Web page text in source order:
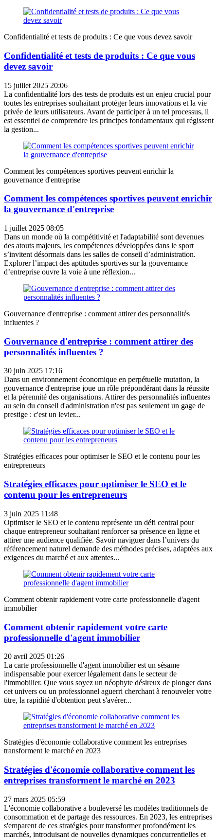
Confidentialité et tests de produits : Ce que vous devez savoir
Confidentialité et tests de produits : Ce que vous
devez savoir
15 juillet 2025 20:06
La confidentialité lors des tests de produits est un enjeu crucial pour
toutes les entreprises souhaitant protéger leurs innovations et la vie
privée de leurs utilisateurs. Avant de participer à un tel processus, il
est essentiel de comprendre les principes fondamentaux qui régissent
la gestion...
Comment les compétences sportives peuvent enrichir la
gouvernance d'entreprise
Comment les compétences sportives peuvent enrichir
la gouvernance d'entreprise
1 juillet 2025 08:05
Dans un monde où la compétitivité et l'adaptabilité sont devenues
des atouts majeurs, les compétences développées dans le sport
s’invitent désormais dans les salles de conseil d’administration.
Explorer l’impact des aptitudes sportives sur la gouvernance
d’entreprise ouvre la voie à une réflexion...
Gouvernance d'entreprise : comment attirer des personnalités
influentes ?
Gouvernance d'entreprise : comment attirer des
personnalités influentes ?
30 juin 2025 17:16
Dans un environnement économique en perpétuelle mutation, la
gouvernance d'entreprise joue un rôle prépondérant dans la réussite
et la pérennité des organisations. Attirer des personnalités influentes
au sein du conseil d'administration n'est pas seulement un gage de
prestige : c'est un levier...
Stratégies efficaces pour optimiser le SEO et le contenu pour les
entrepreneurs
Stratégies efficaces pour optimiser le SEO et le
contenu pour les entrepreneurs
3 juin 2025 11:48
Optimiser le SEO et le contenu représente un défi central pour
chaque entrepreneur souhaitant renforcer sa présence en ligne et
attirer une audience qualifiée. Savoir naviguer dans l’univers du
référencement naturel demande des méthodes précises, adaptées aux
exigences du marché et aux attentes...
Comment obtenir rapidement votre carte professionnelle d'agent
immobilier
Comment obtenir rapidement votre carte
professionnelle d'agent immobilier
20 avril 2025 01:26
La carte professionnelle d'agent immobilier est un sésame
indispensable pour exercer légalement dans le secteur de
l'immobilier. Que vous soyez un néophyte désireux de plonger dans
cet univers ou un professionnel aguerri cherchant à renouveler votre
titre, la rapidité d'obtention peut s'avérer...
Stratégies d'économie collaborative comment les entreprises
transforment le marché en 2023
Stratégies d'économie collaborative comment les
entreprises transforment le marché en 2023
27 mars 2025 05:59
L'économie collaborative a bouleversé les modèles traditionnels de
consommation et de partage des ressources. En 2023, les entreprises
s'emparent de ces stratégies pour transformer profondément les
marchés, introduisant de nouvelles dynamiques concurrentielles et